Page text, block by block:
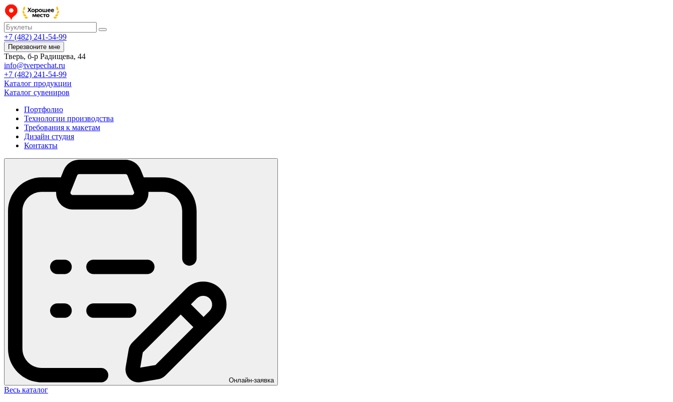
+7 (482) 241-54-99
Перезвоните мне
Тверь, б-р Радищева, 44
info@tverpechat.ru
+7 (482) 241-54-99
Каталог продукции
Каталог сувениров
Портфолио
Технологии производства
Требования к макетам
Дизайн студия
Контакты
Онлайн-заявка
Весь каталог